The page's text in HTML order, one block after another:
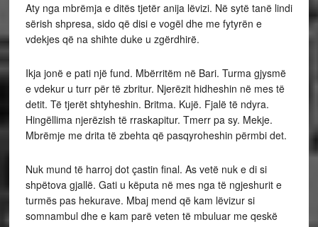
Aty nga mbrëmja e ditës tjetër anija lëvizi. Në sytë tanë lindi
sërish shpresa, sido që disi e vogël dhe me fytyrën e
vdekjes që na shihte duke u zgërdhirë.
Ikja jonë e pati një fund. Mbërritëm në Bari. Tur­ma gjysmë
e vdekur u turr për të zbritur. Njerëzit hidheshin në mes të
detit. Të tjerët shtyheshin. Brit­ma. Kujë. Fjalë të ndyra.
Hingëllima njerëzish të rraskapitur. Tmerr pa sy. Mekje.
Mbrëmje me drita të zbehta që pasqyroheshin përmbi det.
Nuk mund të harroj dot çastin final. As vetë nuk e di si
shpëtova gjallë. Gati u këputa në mes nga të ngjeshurit e
turmës pas hekurave. Mbaj mend që kam lëvizur si
somnambul dhe e kam parë veten të mbuluar me qeskë